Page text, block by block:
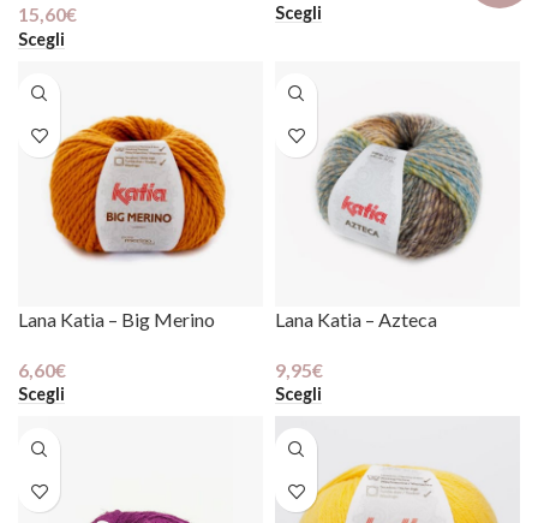
alla newsletter
per te
sul pulsante "iscrivimi" accetti laPrivacy
15,60€
Scegli
Scegli
Lana Katia – Big Merino
6,60€
Scegli
Lana Katia – Azteca
9,95€
Scegli